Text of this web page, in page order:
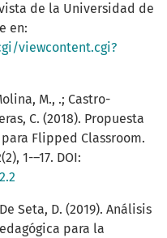
de la Universidad de
en:
viewcontent.cgi?
M., .; Castro-
C. (2018). Propuesta
Flipped Classroom.
1-–17. DOI:
Seta, D. (2019). Análisis
para la